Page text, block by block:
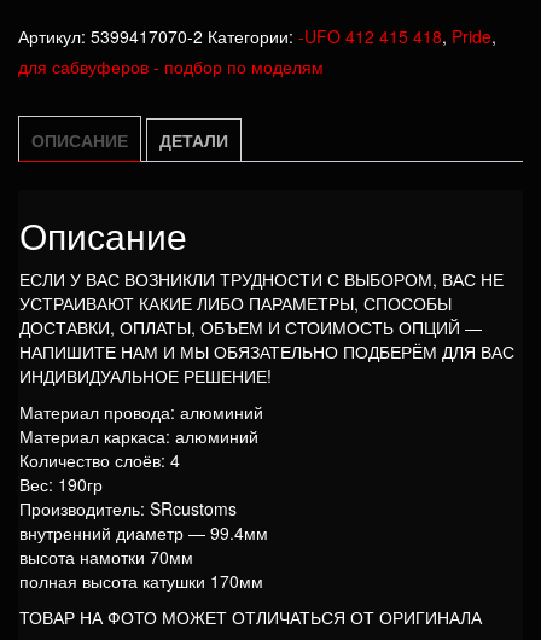
Pride
UFO
415,
418
Артикул: 5399417070-2 Категории: -UFO 412 415 418, Pride,
для сабвуферов - подбор по моделям
ОПИСАНИЕ ДЕТАЛИ
Описание
ЕСЛИ У ВАС ВОЗНИКЛИ ТРУДНОСТИ С ВЫБОРОМ, ВАС НЕ
УСТРАИВАЮТ КАКИЕ ЛИБО ПАРАМЕТРЫ, СПОСОБЫ
ДОСТАВКИ, ОПЛАТЫ, ОБЪЕМ И СТОИМОСТЬ ОПЦИЙ —
НАПИШИТЕ НАМ И МЫ ОБЯЗАТЕЛЬНО ПОДБЕРЁМ ДЛЯ ВАС
ИНДИВИДУАЛЬНОЕ РЕШЕНИЕ!
Материал провода: алюминий
Материал каркаса: алюминий
Количество слоёв: 4
Вес: 190гр
Производитель: SRcustoms
внутренний диаметр — 99.4мм
высота намотки 70мм
полная высота катушки 170мм
ТОВАР НА ФОТО МОЖЕТ ОТЛИЧАТЬСЯ ОТ ОРИГИНАЛА